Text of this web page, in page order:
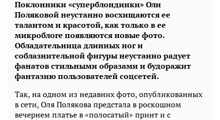
Поклонники «суперблондинки» Оли
Поляковой неустанно восхищаются ее
талантом и красотой, как только в ее
микроблоге появляются новые фото.
Обладательница длинных ног и
соблазнительной фигуры неустанно радует
фанатов стильными образами и будоражит
фантазию пользователей соцсетей.
Так, на одном из недавних фото, опубликованных
в сети, Оля Полякова предстала в роскошном
вечернем платье в «полосатый» принт и с